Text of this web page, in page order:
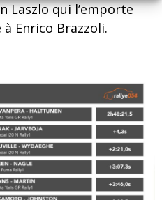
Laszlo qui l’emporte
Enrico Brazzoli.